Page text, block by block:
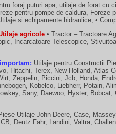
foraj puturi apa, utilaje de forat cu
pentru pompe de caldura, Foreze
si echipamente hidraulice, •
agricole • Tractor – Tractoare
Incarcatoare Telescopice,
Utilaje pentru Constructii
Hitachi, Terex, New Holland, Atlas
Zeppelin, Piccini, Jcb, Honda,
Kobelco, Liebherr, Potain,
Sany, Daewoo, Hyster, Bobcat,
Utilaje John Deere, Case,
Deutz Fahr, Landini, Valtra,